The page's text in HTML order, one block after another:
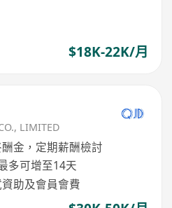
$18K-22K/月
LIMITED
金，定期薪酬檢討
多可增至14天
助及會員會費